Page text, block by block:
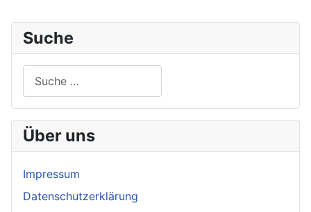
Suche
Über uns
Impressum
Datenschutzerklärung